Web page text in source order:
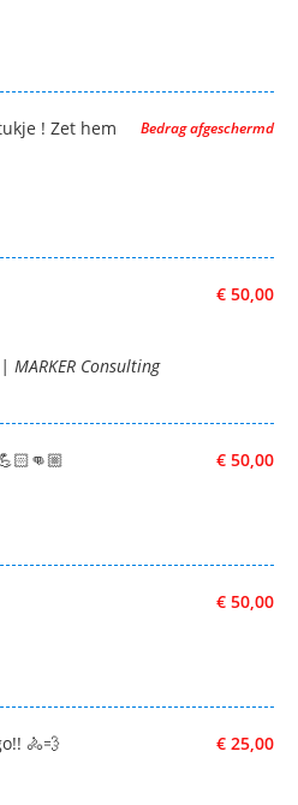
Bedrag afgeschermd
! Zet hem
€ 50,00
MARKER Consulting
€ 50,00
€ 50,00
€ 25,00
🚴💨